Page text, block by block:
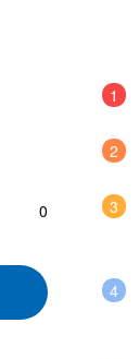
0
1
2
3
4